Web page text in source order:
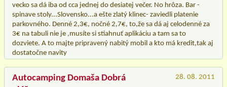
vecko sa dá iba od cca jednej do desiatej večer. No hrôza. Bar -
spinave stoly...Slovensko...a ešte zlatý klinec- zaviedli platenie
parkovného. Denné 2,3€, nočné 2,7€, to,že sa dá aj celodenné za
3€ na tabuli nie je ,musíte si stiahnuť aplikáciu a tam sa to
dozviete. A to majte pripravený nabitý mobil a kto má kredit,tak aj
dostatočne navity
Autocamping Domaša Dobrá
28. 08. 2011